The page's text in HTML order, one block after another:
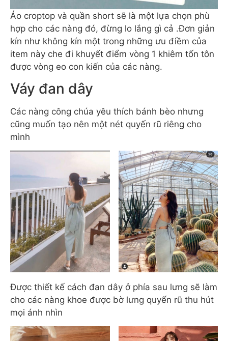
Áo croptop và quần short sẽ là một lựa chọn phù
hợp cho các nàng đó, đừng lo lắng gì cả .Đơn giản
kín như không kín một trong những ưu điềm của
item này che đi khuyết điểm vòng 1 khiêm tốn tôn
được vòng eo con kiến của các nàng.
Váy đan dây
Các nàng công chúa yêu thích bánh bèo nhưng
cũng muốn tạo nên một nét quyến rũ riêng cho
mình
Được thiết kế cách đan dây ở phía sau lưng sẽ làm
cho các nàng khoe được bờ lưng quyến rũ thu hút
mọi ánh nhìn